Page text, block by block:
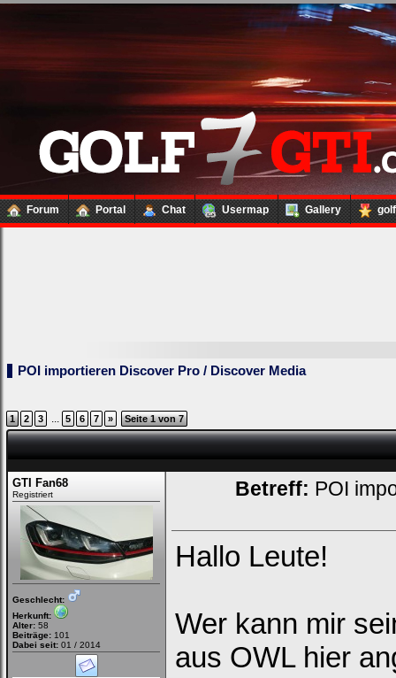
Forum Portal Chat Usermap Gallery
POI importieren Discover Pro / Discover Media
1 2 3 ... 5 6 7 » Seite 1 von 7
GTI Fan68
Registriert
Geschlecht:
Herkunft:
Alter: 58
Beiträge: 101
Dabei seit: 01 / 2014
Betreff: POI
Hallo Leute!
Wer kann mir
aus OWL hier